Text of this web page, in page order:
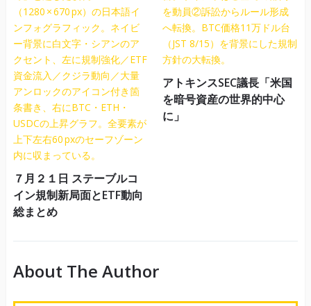
７月２１日 ステーブルコ
イン規制新局面とETF動向
総まとめ
アトキンスSEC議長「米国
を暗号資産の世界的中心
に」
About The Author